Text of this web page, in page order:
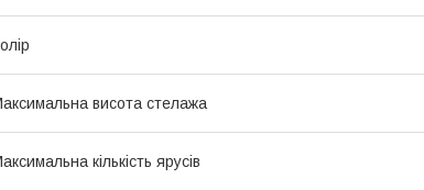
висота стелажа
кількість ярусів